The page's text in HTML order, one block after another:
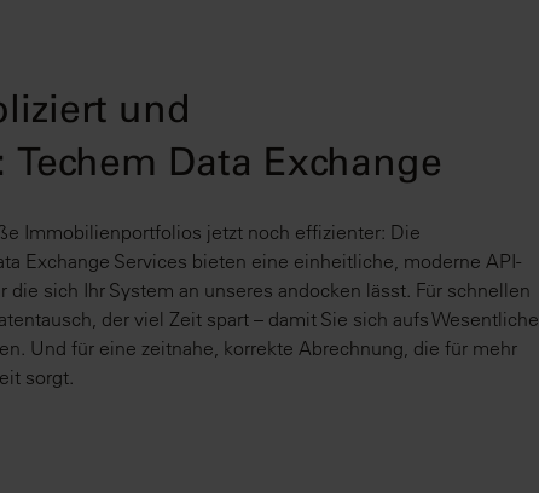
und
Techem Data Exchange
Immobilienportfolios jetzt noch effizienter: Die
Exchange Services bieten eine einheitliche, moderne API-
die sich Ihr System an unseres andocken lässt. Für schnellen
der viel Zeit spart – damit Sie sich aufs Wesentliche
Und für eine zeitnahe, korrekte Abrechnung, die für mehr
sorgt.